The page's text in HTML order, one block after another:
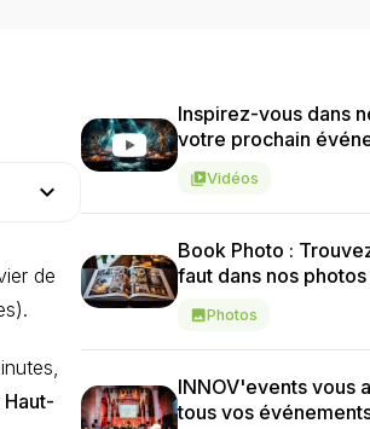
expand_more
de
Haut-
Inspirez-vous dans
votre prochain
video_library Vidéos
Book Photo :
faut dans nos photos
imagePhotos
INNOV'events vous
tous vos